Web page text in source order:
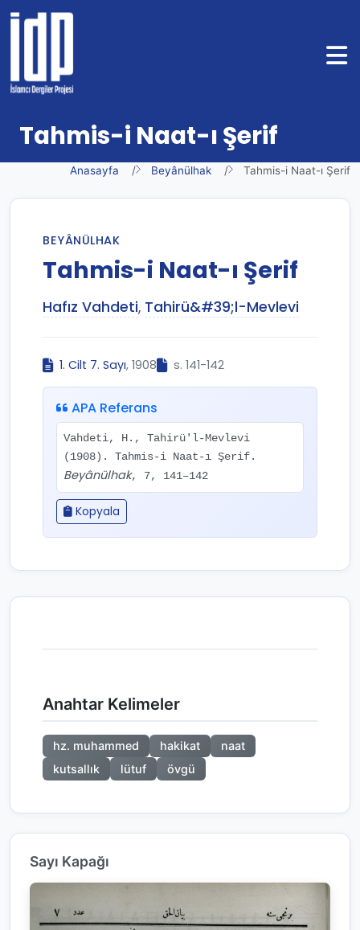
Tahmis-i Naat-ı Şerif
Anasayfa Beyânülhak Tahmis-i Naat-ı Şerif
BEYÂNÜLHAK
Tahmis-i Naat-ı Şerif
Hafız Vahdeti, Tahirü&#39;l-Mevlevi
1. Cilt 7. Sayı, 1908 s. 141-142
APA Referans
Vahdeti, H., Tahirü'l-Mevlevi
(1908). Tahmis-i Naat-ı Şerif.
Beyânülhak, 7, 141–142
Kopyala
Anahtar Kelimeler
hz. muhammed hakikat
naat
kutsallık
lütuf övgü
Sayı Kapağı